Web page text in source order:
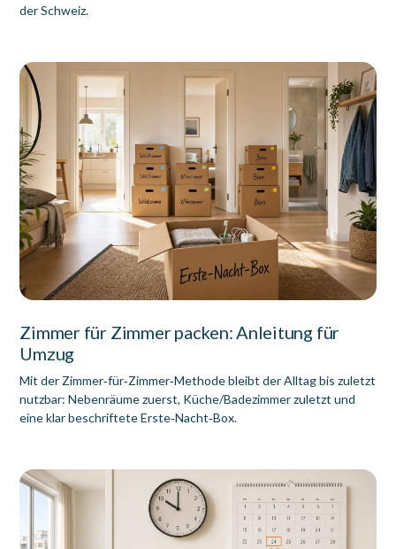
der Schweiz.
Zimmer für Zimmer packen: Anleitung für
Umzug
Mit der Zimmer‑für‑Zimmer‑Methode bleibt der Alltag bis zuletzt
nutzbar: Nebenräume zuerst, Küche/Badezimmer zuletzt und
eine klar beschriftete Erste‑Nacht‑Box.